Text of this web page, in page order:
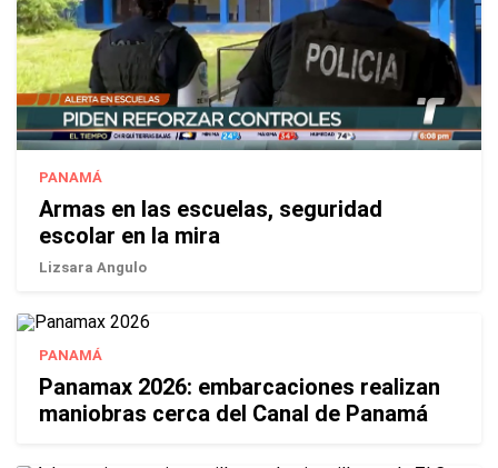
PANAMÁ
Armas en las escuelas, seguridad
escolar en la mira
Lizsara Angulo
PANAMÁ
Panamax 2026: embarcaciones realizan
maniobras cerca del Canal de Panamá